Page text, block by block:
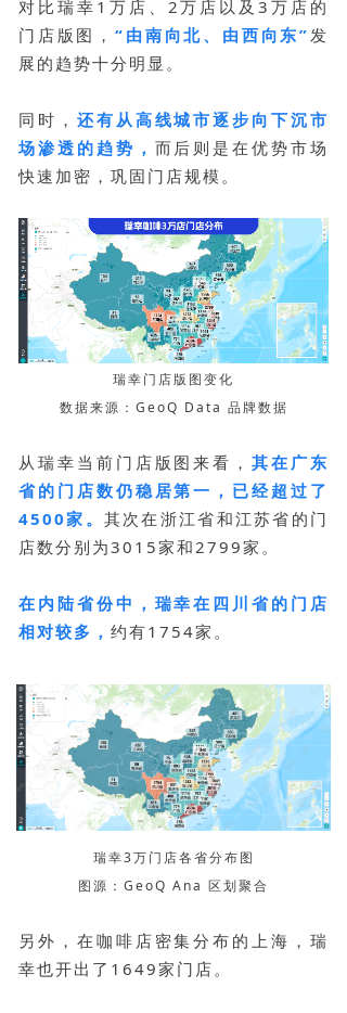
对比瑞幸1万店、2万店以及3万店的
门店版图，“由南向北、由西向东” 发
展的趋势十分明显。
同时， 还有从高线城市逐步向下沉市
场渗透的趋势， 而后则是在优势市场
快速加密，巩固门店规模。
瑞幸门店版图变化
数据来源：GeoQ Data 品牌数据
从瑞幸当前门店版图来看，其在广东
省的门店数仍稳居第一，已经超过了
4500家。 其次在浙江省和江苏省的门
店数分别为3015家和2799家。
在内陆省份中，瑞幸在四川省的门店
相对较多， 约有1754家。
瑞幸3万门店各省分布图
图源：GeoQ Ana 区划聚合
另外，在咖啡店密集分布的上海，瑞
幸也开出了1649家门店。